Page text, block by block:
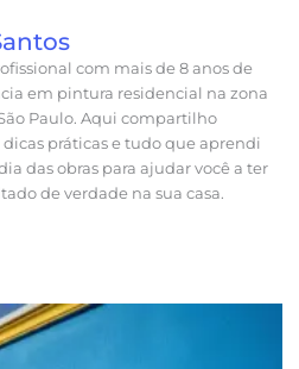
com mais de 8 anos de
em pintura residencial na zona
Paulo. Aqui compartilho
dicas práticas e tudo que aprendi
das obras para ajudar você a ter
de verdade na sua casa.